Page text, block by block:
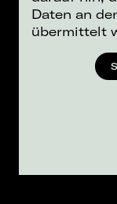
Daten an
übermittelt